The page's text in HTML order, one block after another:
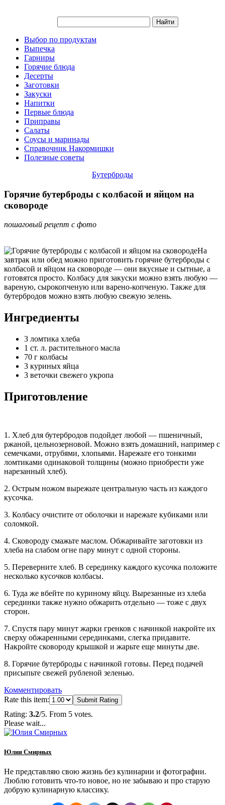
Выбор по продуктам
Выпечка
Гарниры
Горячие блюда
Десерты
Заготовки
Закуски
Напитки
Первые блюда
Приправы
Салаты
Соусы и маринады
Справочник Накормишки
Полезные советы
Бутерброды
Горячие бутерброды с колбасой и яйцом на
сковороде
пошаговый рецепт с фото
На
завтрак или обед можно приготовить горячие бутерброды с
колбасой и яйцом на сковороде — они вкусные и сытные, а
готовятся просто. Колбасу для закуски можно взять любую —
вареную, сырокопченую или варено-копченую. Также для
бутербродов можно взять любую свежую зелень.
Ингредиенты
3 ломтика хлеба
1 ст. л. растительного масла
70 г колбасы
3 куриных яйца
3 веточки свежего укропа
Приготовление
1. Хлеб для бутербродов подойдет любой — пшеничный,
ржаной, цельнозерновой. Можно взять домашний, например с
семечками, отрубями, хлопьями. Нарежьте его тонкими
ломтиками одинаковой толщины (можно приобрести уже
нарезанный хлеб).
2. Острым ножом вырежьте центральную часть из каждого
кусочка.
3. Колбасу очистите от оболочки и нарежьте кубиками или
соломкой.
4. Сковороду смажьте маслом. Обжаривайте заготовки из
хлеба на слабом огне пару минут с одной стороны.
5. Переверните хлеб. В серединку каждого кусочка положите
несколько кусочков колбасы.
6. Туда же вбейте по куриному яйцу. Вырезанные из хлеба
серединки также нужно обжарить отдельно — тоже с двух
сторон.
7. Спустя пару минут жарки гренков с начинкой накройте их
сверху обжаренными серединками, слегка придавите.
Накройте сковороду крышкой и жарьте еще минуты две.
8. Горячие бутерброды с начинкой готовы. Перед подачей
присыпьте свежей рубленой зеленью.
Комментировать
Rate this item:
Submit Rating
Rating: 3.2/5. From 5 votes.
Please wait...
Юлия Смирных
Не представляю свою жизнь без кулинарии и фотографии.
Люблю готовить что-то новое, но не забываю и про старую
добрую кулинарную классику.